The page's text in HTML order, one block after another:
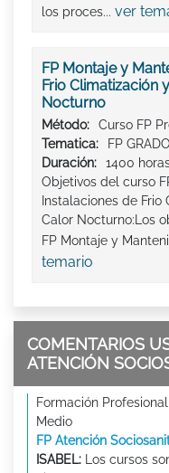
los proces... ver
FP Montaje y
Frio Climatización
Nocturno
Método:
Curso FP
Tematica:
FP
Duración:
1400
Objetivos del curso
Instalaciones de
Calor Nocturno:Los
FP Montaje y
temario
COMENTARIOS
ATENCIÓN
Formación
Medio
FP Atención
ISABEL: Los cursos